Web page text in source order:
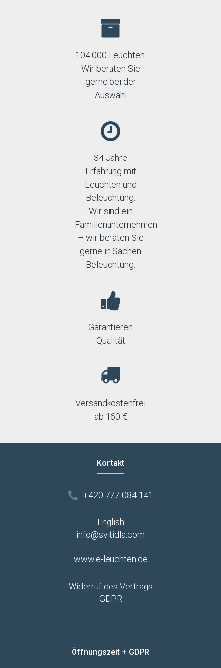
104.000 Leuchten.
Wir beraten Sie
gerne bei der
Auswahl
34 Jahre
Erfahrung mit
Leuchten und
Beleuchtung.
Wir sind ein
Familienunternehmen
– wir beraten Sie
gerne in Sachen
Beleuchtung.
Garantieren
Qualität
Versandkostenfrei
ab 160 €
Kontakt
+420 777 084 141
English
info@svitidla.com
www.e-leuchten.de
Widerruf des Vertrags
GDPR
Öffnungszeit + GDPR